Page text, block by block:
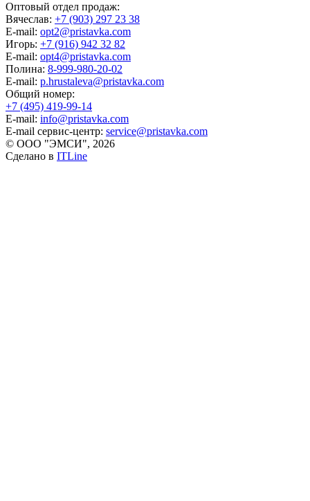
Оптовый отдел продаж:
Вячеслав: +7 (903) 297 23 38
E-mail: opt2@pristavka.com
Игорь: +7 (916) 942 32 82
E-mail: opt4@pristavka.com
Полина: 8-999-980-20-02
E-mail: p.hrustaleva@pristavka.com
Общий номер:
+7 (495) 419-99-14
E-mail: info@pristavka.com
E-mail сервис-центр: service@pristavka.com
© ООО "ЭМСИ", 2026
Сделано в ITLine